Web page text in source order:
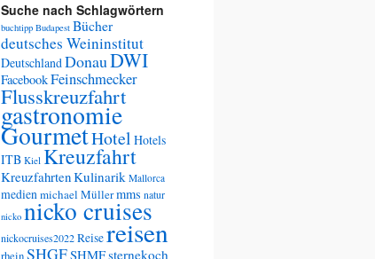
Suche nach Schlagwörtern
buchtipp Budapest Bücher
deutsches Weininstitut
DeutschlandDonauDWI
FacebookFeinschmecker
Flusskreuzfahrt
gastronomie
GourmetHotel Hotels
ITB Kiel Kreuzfahrt
KreuzfahrtenKulinarik Mallorca
medienmichael Müllermms natur
nicko nicko cruises
nickocruises2022Reisereisen
rheinSHGFSHMFsternekoch